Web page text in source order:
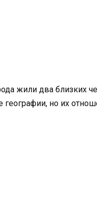
жили два близких
но их